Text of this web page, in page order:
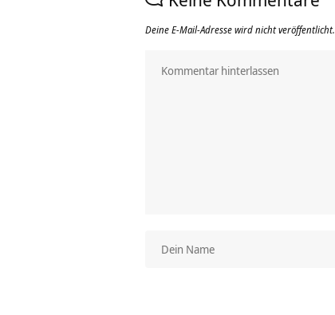
Deine E-Mail-Adresse wird nicht veröffentlicht.